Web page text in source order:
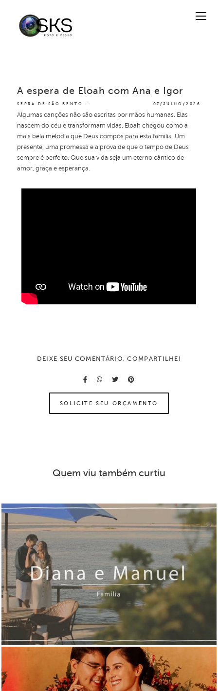
SERRA DE SÃO BENTO 07/JULHO/2026
A espera de Eloah com Ana e Igor
Algumas canções não são escritas por mãos humanas. Elas
nascem do céu e transformam vidas. Eloah chegou como a
mais bela melodia que Deus compôs para esta família. Um
presente, uma promessa e a prova de que o tempo de Deus
sempre é perfeito. Que sua vida seja um eterno cântico de
amor, graça e esperança.
DEIXE SEU COMENTÁRIO, COMPARTILHE!
SOLICITE SEU ORÇAMENTO
Quem viu também curtiu